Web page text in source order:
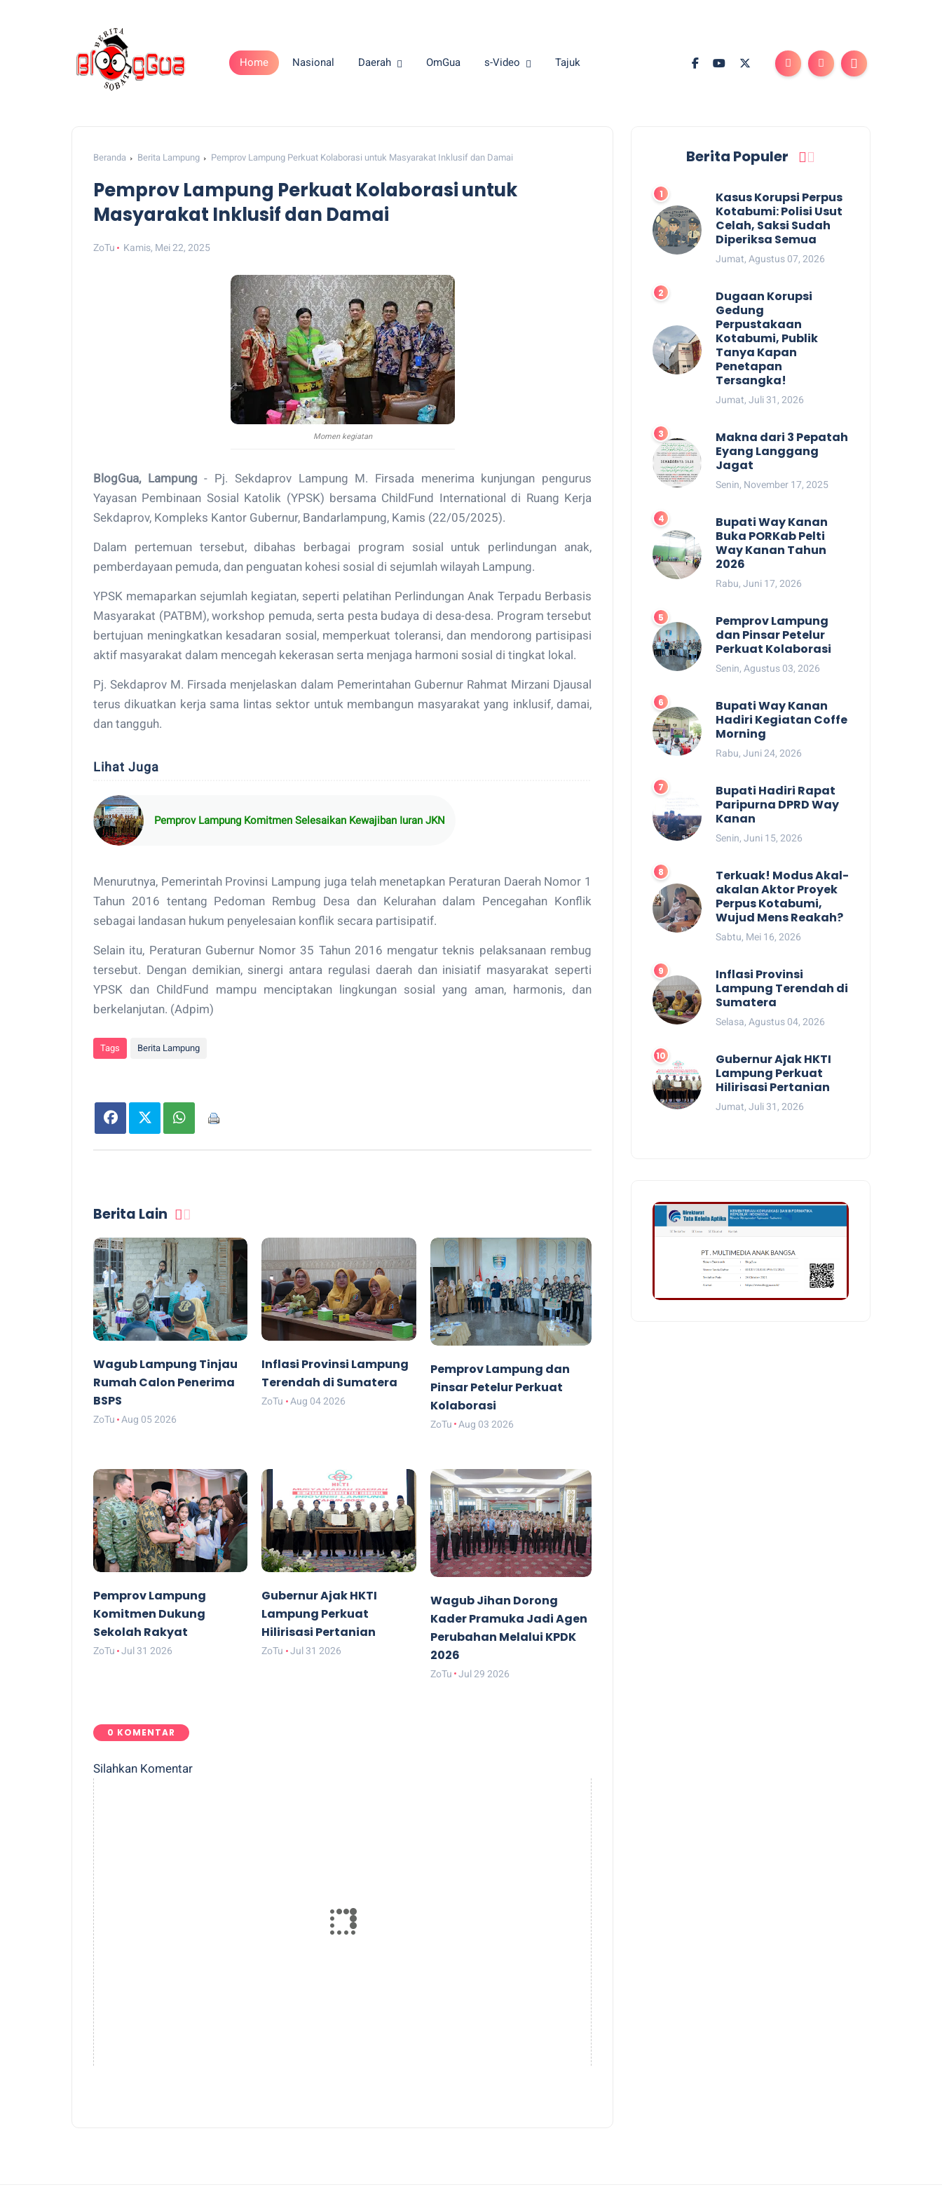
Home Nasional Daerah OmGua s-Video Tajuk
Beranda Berita Lampung Pemprov Lampung Perkuat Kolaborasi untuk Masyarakat Inklusif dan Damai
Pemprov Lampung Perkuat Kolaborasi untuk
Masyarakat Inklusif dan Damai
ZoTu Kamis, Mei 22, 2025
Momen kegiatan
BlogGua, Lampung - Pj. Sekdaprov Lampung M. Firsada menerima kunjungan pengurus
Yayasan Pembinaan Sosial Katolik (YPSK) bersama ChildFund International di Ruang Kerja
Sekdaprov, Kompleks Kantor Gubernur, Bandarlampung, Kamis (22/05/2025).
Dalam pertemuan tersebut, dibahas berbagai program sosial untuk perlindungan anak,
pemberdayaan pemuda, dan penguatan kohesi sosial di sejumlah wilayah Lampung.
YPSK memaparkan sejumlah kegiatan, seperti pelatihan Perlindungan Anak Terpadu Berbasis
Masyarakat (PATBM), workshop pemuda, serta pesta budaya di desa-desa. Program tersebut
bertujuan meningkatkan kesadaran sosial, memperkuat toleransi, dan mendorong partisipasi
aktif masyarakat dalam mencegah kekerasan serta menjaga harmoni sosial di tingkat lokal.
Pj. Sekdaprov M. Firsada menjelaskan dalam Pemerintahan Gubernur Rahmat Mirzani Djausal
terus dikuatkan kerja sama lintas sektor untuk membangun masyarakat yang inklusif, damai,
dan tangguh.
Lihat Juga
Pemprov Lampung Komitmen Selesaikan Kewajiban Iuran JKN
Menurutnya, Pemerintah Provinsi Lampung juga telah menetapkan Peraturan Daerah Nomor 1
Tahun 2016 tentang Pedoman Rembug Desa dan Kelurahan dalam Pencegahan Konflik
sebagai landasan hukum penyelesaian konflik secara partisipatif.
Selain itu, Peraturan Gubernur Nomor 35 Tahun 2016 mengatur teknis pelaksanaan rembug
tersebut. Dengan demikian, sinergi antara regulasi daerah dan inisiatif masyarakat seperti
YPSK dan ChildFund mampu menciptakan lingkungan sosial yang aman, harmonis, dan
berkelanjutan. (Adpim)
Tags Berita Lampung
Berita Lain
Wagub Lampung Tinjau
Rumah Calon Penerima
BSPS
ZoTu Aug 05 2026
Inflasi Provinsi Lampung
Terendah di Sumatera
ZoTu Aug 04 2026
Pemprov Lampung dan
Pinsar Petelur Perkuat
Kolaborasi
ZoTu Aug 03 2026
Pemprov Lampung
Komitmen Dukung
Sekolah Rakyat
ZoTu Jul 31 2026
Gubernur Ajak HKTI
Lampung Perkuat
Hilirisasi Pertanian
ZoTu Jul 31 2026
Wagub Jihan Dorong
Kader Pramuka Jadi Agen
Perubahan Melalui KPDK
2026
ZoTu Jul 29 2026
0 KOMENTAR
Silahkan Komentar
Berita Populer
Kasus Korupsi Perpus
Kotabumi: Polisi Usut
Celah, Saksi Sudah
Diperiksa Semua
Jumat, Agustus 07, 2026
Dugaan Korupsi
Gedung
Perpustakaan
Kotabumi, Publik
Tanya Kapan
Penetapan
Tersangka!
Jumat, Juli 31, 2026
Makna dari 3 Pepatah
Eyang Langgang
Jagat
Senin, November 17, 2025
Bupati Way Kanan
Buka PORKab Pelti
Way Kanan Tahun
2026
Rabu, Juni 17, 2026
Pemprov Lampung
dan Pinsar Petelur
Perkuat Kolaborasi
Senin, Agustus 03, 2026
Bupati Way Kanan
Hadiri Kegiatan Coffe
Morning
Rabu, Juni 24, 2026
Bupati Hadiri Rapat
Paripurna DPRD Way
Kanan
Senin, Juni 15, 2026
Terkuak! Modus Akal-
akalan Aktor Proyek
Perpus Kotabumi,
Wujud Mens Reakah?
Sabtu, Mei 16, 2026
Inflasi Provinsi
Lampung Terendah di
Sumatera
Selasa, Agustus 04, 2026
Gubernur Ajak HKTI
Lampung Perkuat
Hilirisasi Pertanian
Jumat, Juli 31, 2026